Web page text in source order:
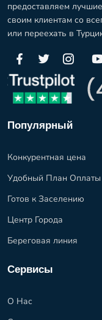
предоставляем
своим клиентам со
или переехать в
Популярный
Конкурентная цена
Удобный План Оплаты
Готов к Заселению
Центр Города
Береговая линия
Сервисы
О Нас